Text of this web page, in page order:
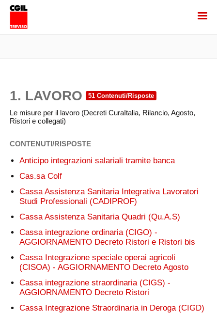
1. LAVORO
Le misure per il lavoro (Decreti CuraItalia, Rilancio, Agosto,
Ristori e collegati)
CONTENUTI/RISPOSTE
Anticipo integrazioni salariali tramite banca
Cas.sa Colf
Cassa Assistenza Sanitaria Integrativa Lavoratori
Studi Professionali (CADIPROF)
Cassa Assistenza Sanitaria Quadri (Qu.A.S)
Cassa integrazione ordinaria (CIGO) -
AGGIORNAMENTO Decreto Ristori e Ristori bis
Cassa Integrazione speciale operai agricoli
(CISOA) - AGGIORNAMENTO Decreto Agosto
Cassa integrazione straordinaria (CIGS) -
AGGIORNAMENTO Decreto Ristori
Cassa Integrazione Straordinaria in Deroga (CIGD)